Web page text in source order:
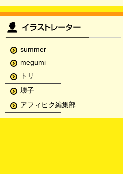
summer
megumi
トリ
壊子
アフィピク編集部